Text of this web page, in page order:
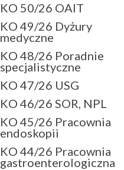
KO 50/26 OAIT
KO 49/26 Dyżury
medyczne
KO 48/26 Poradnie
specjalistyczne
KO 47/26 USG
KO 46/26 SOR, NPL
KO 45/26 Pracownia
endoskopii
KO 44/26 Pracownia
gastroenterologiczna